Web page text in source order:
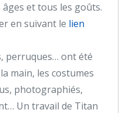
et tous les goûts.
en suivant le lien
perruques… ont été
main, les costumes
photographiés,
Un travail de Titan